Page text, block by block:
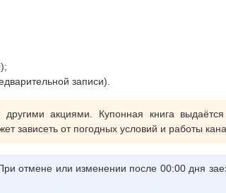
записи).
акциями. Купонная книга
зависеть от погодных условий и работы
отмене или изменении после 00:00 дня